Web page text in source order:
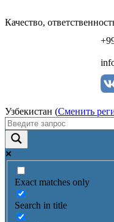
Качество,
Узбекистан (Сменить
Exact matches only
Search in title